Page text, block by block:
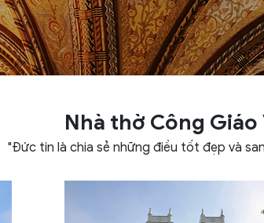
Nhà thờ Công Giáo
"Đức tin là chia sẻ những điều tốt đẹp và